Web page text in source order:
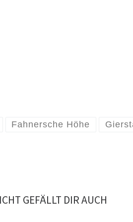
Fahnersche Höhe
GEFÄLLT DIR AUCH